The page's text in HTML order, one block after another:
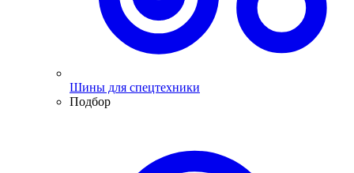
Шины для спецтехники
Подбор